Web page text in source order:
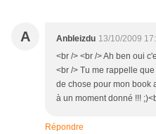
A Anbleizdu 13/10/2009
<br /> <br /> Ah ben oui
<br /> Tu me rappelle
de chose pour mon book
à un moment donné !!!
Répondre